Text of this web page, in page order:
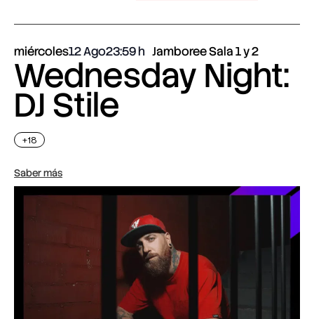
miércoles12 Ago23:59 Jamboree Sala 1 y 2
Wednesday Night:
DJ Stile
+18
Saber más